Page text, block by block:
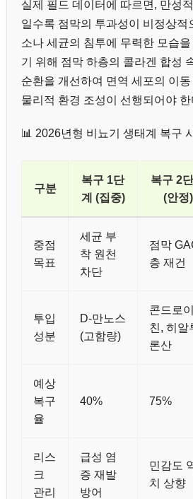
실제 필드 데이터에 따르면, 만성
일수록 점막의 투과성이 비정상적
소나 세균의 침투에 무력한 모습
기 위해 점막 하층의 콜라겐 합성
순환을 개선하여 면역 세포의 이
물리적 환경 조성이 선행되어야 한
📊 2026년형 비뇨기 생태계 복구
구분
복구 1단
계 (집중)
복구 2
(안정)
중점
목표
세균 부
착 원천
차단
점막
층 재건
투입
성분
D-만노스
(고함량)
콘드로이
친, 히알
론산
예상
복구
율
40% 75%
리스
크
관리
급성 염
증 재발
방어
민감도
치 상향